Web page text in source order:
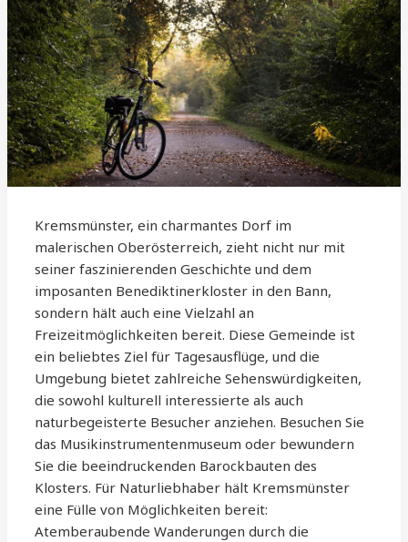
Kremsmünster, ein charmantes Dorf im
malerischen Oberösterreich, zieht nicht nur mit
seiner faszinierenden Geschichte und dem
imposanten Benediktinerkloster in den Bann,
sondern hält auch eine Vielzahl an
Freizeitmöglichkeiten bereit. Diese Gemeinde ist
ein beliebtes Ziel für Tagesausflüge, und die
Umgebung bietet zahlreiche Sehenswürdigkeiten,
die sowohl kulturell interessierte als auch
naturbegeisterte Besucher anziehen. Besuchen Sie
das Musikinstrumentenmuseum oder bewundern
Sie die beeindruckenden Barockbauten des
Klosters. Für Naturliebhaber hält Kremsmünster
eine Fülle von Möglichkeiten bereit:
Atemberaubende Wanderungen durch die